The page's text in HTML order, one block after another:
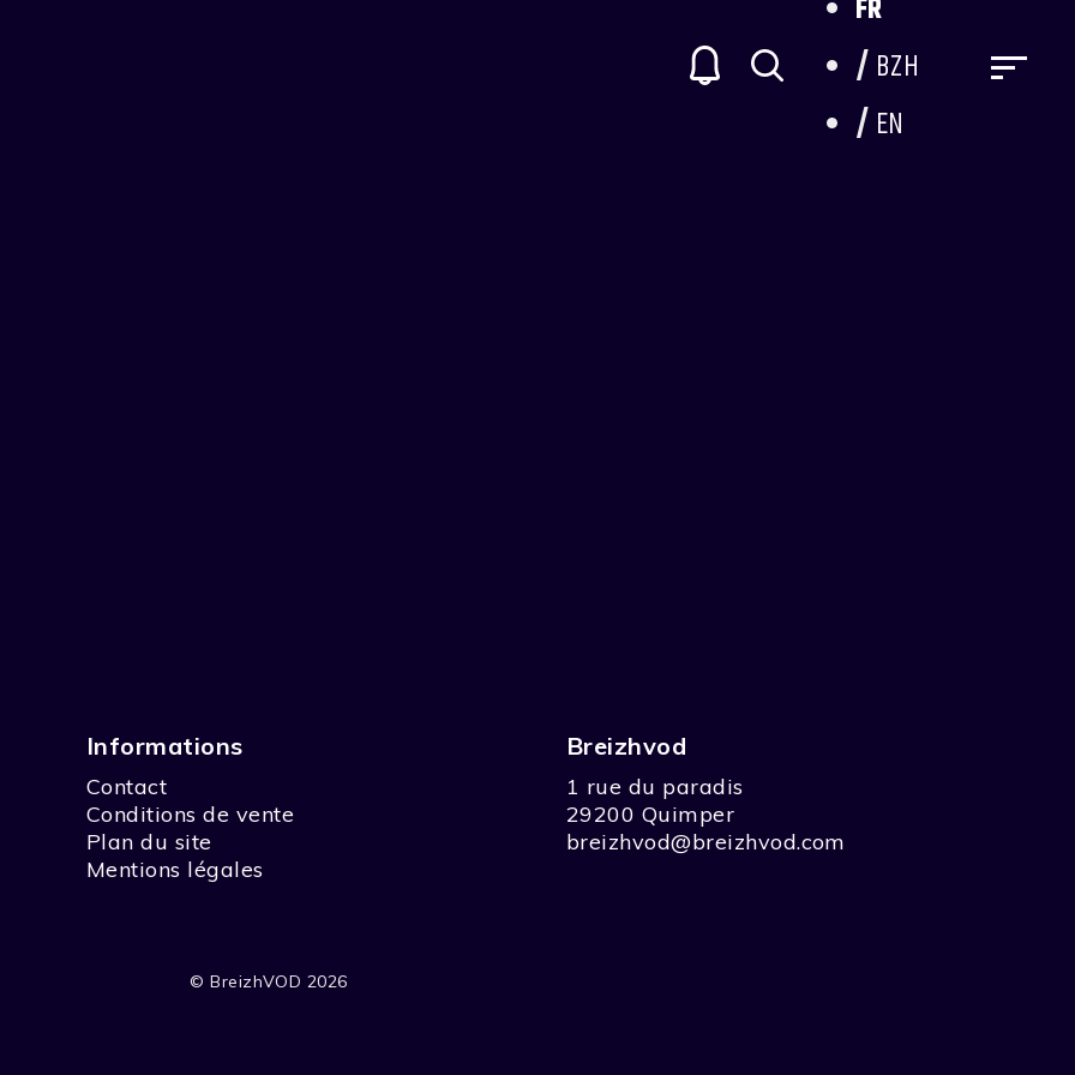
FR
BZH
EN
Informations
Contact
Conditions de vente
Plan du site
Mentions légales
Breizhvod
1 rue du paradis
29200 Quimper
breizhvod@breizhvod.com
© BreizhVOD 2026